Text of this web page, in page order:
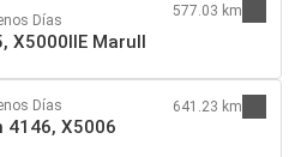
Días
X5000IIE Marull
577.03 km
Días
4146, X5006
641.23 km